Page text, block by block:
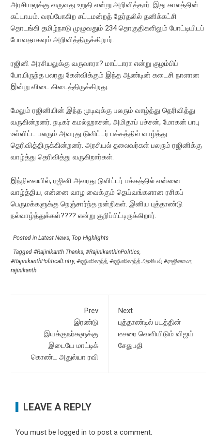
அரசியலுக்கு வருவது உறுதி என்று அறிவித்தார். இது காலத்தின்
கட்டாயம். வரப்போகிற சட்டமன்றத் தேர்தலில் தனிக்கட்சி
தொடங்கி தமிழ்நாடு முழுவதும் 234 தொகுதிகளிலும் போட்டியிடப்
போவதாகவும் அறிவித்திருக்கிறார்.
ரஜினி அரசியலுக்கு வருவாரா? மாட்டாரா என்று குழம்பிப்
போயிருந்த பலரது கேள்விக்கும் இந்த ஆண்டின் கடைசி நாளான
இன்று விடை கிடைத்திருக்கிறது.
மேலும் ரஜினியின் இந்த முடிவுக்கு பலரும் வாழ்த்து தெரிவித்து
வருகின்றனர். நடிகர் கமல்ஹாசன், அமிதாப் பச்சன், மோகன் பாபு
உள்ளிட்ட பலரும் அவரது டுவிட்டர் பக்கத்தில் வாழ்த்து
தெரிவித்திருக்கின்றனர். அரசியல் தலைவர்கள் பலரும் ரஜினிக்கு
வாழ்த்து தெரிவித்து வருகிறார்கள்.
இந்நிலையில், ரஜினி அவரது டுவிட்டர் பக்கத்தில் என்னை
வாழ்த்திய, என்னை வாழ வைக்கும் தெய்வங்களான ரசிகப்
பெருமக்களுக்கு நெஞ்சார்ந்த நன்றிகள். இனிய புத்தாண்டு
நல்வாழ்த்துக்கள்???? என்று குறிப்பிட்டிருக்கிறார்.
Posted inLatest News, Top Highlights
Tagged#Rajinikanth Thanks,#RajinikanthinPolitics,
#RajinikanthPoliticalEntry,#ரஜினிகாந்த்,#ரஜினிகாந்த் அரசியல்,#ராஜினாமா,
rajinikanth
Prev
இரண்டு
இயக்குநர்களுக்கு
இடையே மாட்டிக்
கொண்ட அதுல்யா ரவி
Next
புத்தாண்டில் படத்தின்
டீசரை வெளியிடும் விஜய்
சேதுபதி
LEAVE A REPLY
You must belogged in to post a comment.